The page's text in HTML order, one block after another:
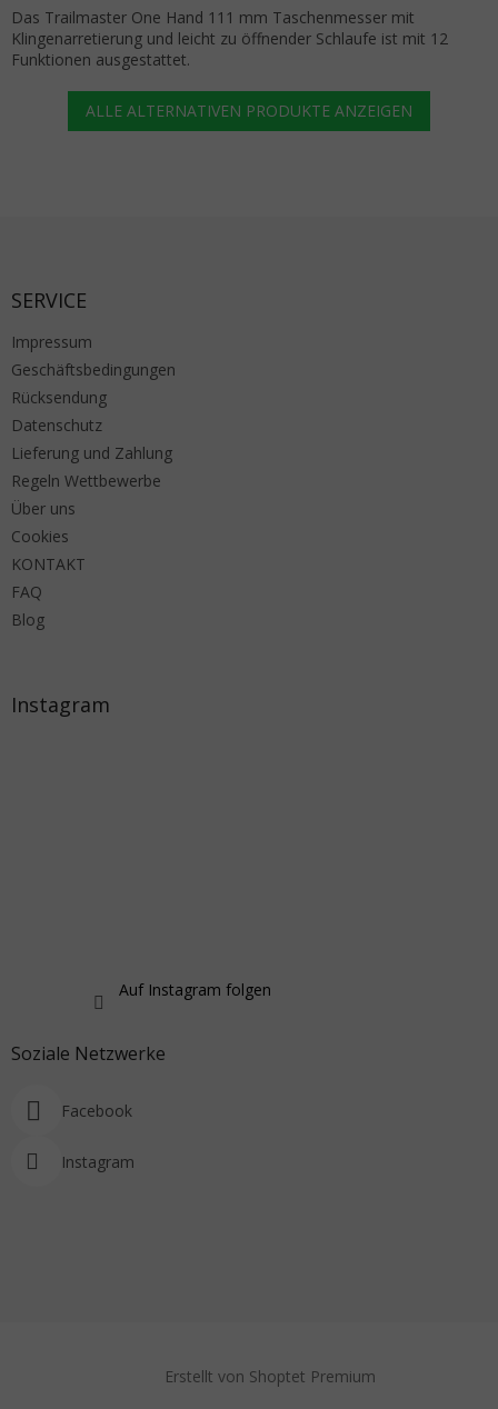
Das Trailmaster One Hand 111 mm Taschenmesser mit
Klingenarretierung und leicht zu öffnender Schlaufe ist mit 12
Funktionen ausgestattet.
ALLE ALTERNATIVEN PRODUKTE ANZEIGEN
SERVICE
Impressum
Geschäftsbedingungen
Rücksendung
Datenschutz
Lieferung und Zahlung
Regeln Wettbewerbe
Über uns
Cookies
KONTAKT
FAQ
Blog
Instagram
Auf Instagram folgen
Soziale Netzwerke
Facebook
Instagram
Erstellt von Shoptet Premium